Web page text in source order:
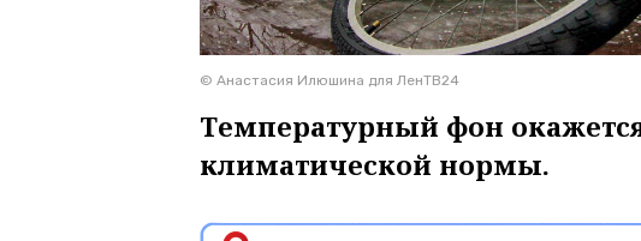
© Анастасия Илюшина для ЛенТВ24
Температурный фон
климатической нормы.